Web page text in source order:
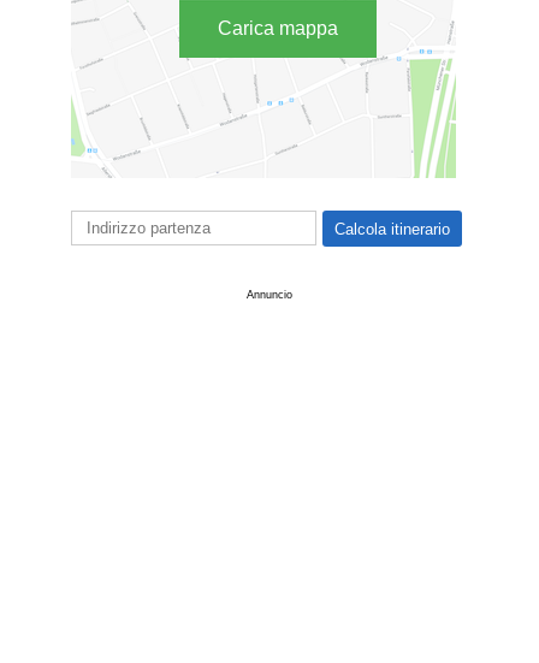
Carica mappa
Annuncio